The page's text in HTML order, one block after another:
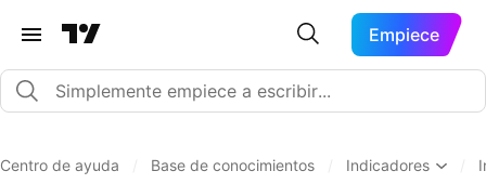
Empiece
Centro de ayuda Base de conocimientos Indicadores